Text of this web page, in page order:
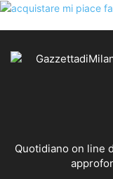
Quotidiano on line